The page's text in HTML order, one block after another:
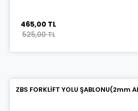
465,00 TL
525,00 TL
ZBS FORKLİFT YOLU